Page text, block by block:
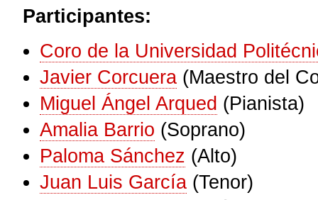
Participantes:
Coro de la Universidad
Javier Corcuera (Maestro del
Miguel Ángel Arqued (Pianista)
Amalia Barrio (Soprano)
Paloma Sánchez (Alto)
Juan Luis García (Tenor)